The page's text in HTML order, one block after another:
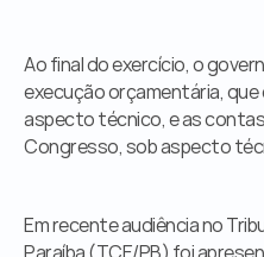
Ao final do exercício, o
execução orçamentária, que
aspecto técnico, e as
Congresso, sob aspecto
Em recente audiência no